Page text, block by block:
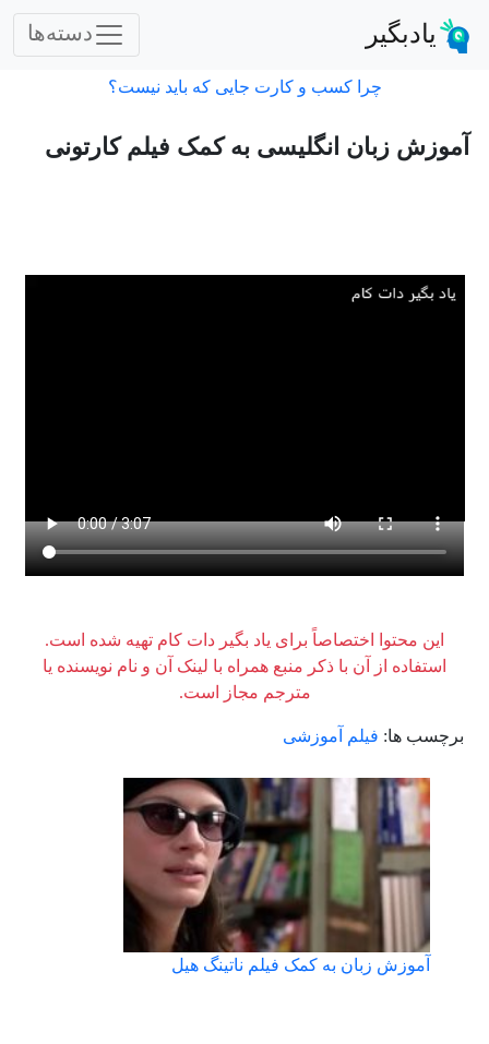
یادبگیر دسته‌ها
چرا کسب و کارت جایی که باید نیست؟
آموزش زبان انگلیسی به کمک فیلم کارتونی
این محتوا اختصاصاً برای یاد بگیر دات کام تهیه شده است.
استفاده از آن با ذکر منبع همراه با لینک آن و نام نویسنده یا
مترجم مجاز است.
برچسب ها: فیلم آموزشی
آموزش زبان به کمک فیلم ناتینگ هیل